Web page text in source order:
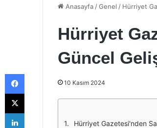
Anasayfa /Genel / Hürriyet
Hürriyet
Güncel
10 Kasım 2024
Hürriyet Gazetesi'nden
Facebook
X
LinkedIn